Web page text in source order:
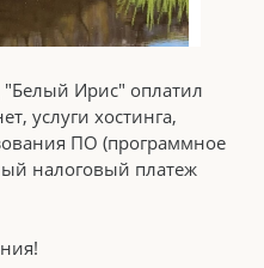
Ирис" оплатил
услуги хостинга,
ПО (программное
налоговый платеж